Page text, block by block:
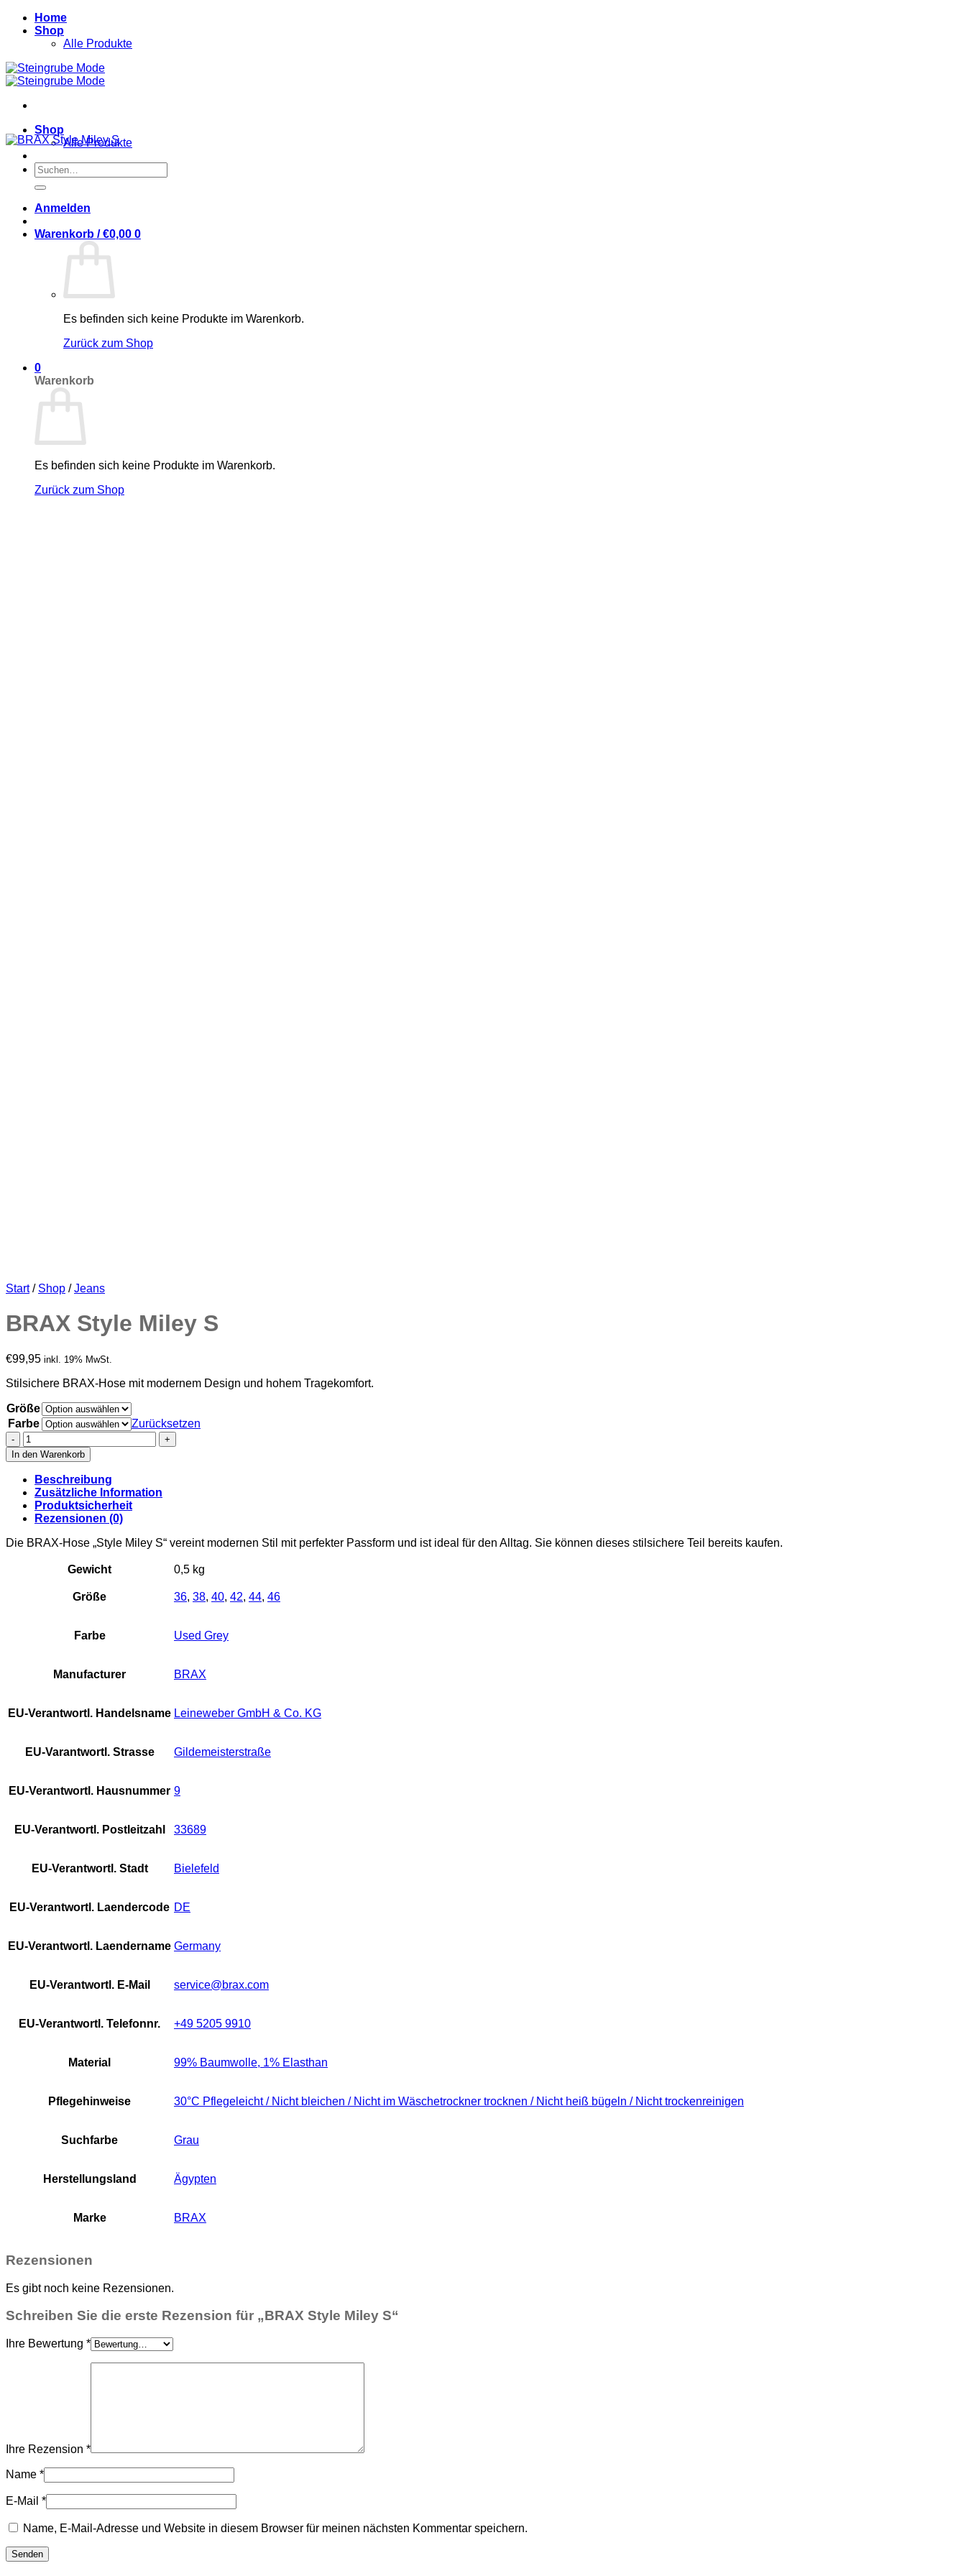
Zum
Inhalt
Home
Shop
Alle Produkte
Shop
Alle Produkte
Suchen
nach:
Anmelden
Warenkorb /€0,00 0
Es befinden sich keine Produkte im Warenkorb.
Zurück zum Shop
0
Warenkorb
Es befinden sich keine Produkte im Warenkorb.
Zurück zum Shop
Start / Shop / Jeans
BRAX Style Miley S
€99,95 inkl. 19% MwSt.
Stilsichere BRAX-Hose mit modernem Design und hohem Tragekomfort.
Größe
Farbe
Zurücksetzen
BRAX
Style
Miley
S
Menge
In den Warenkorb
Beschreibung
Zusätzliche Information
Produktsicherheit
Rezensionen (0)
Die BRAX-Hose „Style Miley S“ vereint modernen Stil mit perfekter Passform und ist ideal für den Alltag. Sie können dieses stilsichere Teil bereits kaufen.
Gewicht 0,5 kg
Größe 36, 38, 40, 42, 44, 46
Farbe Used Grey
Manufacturer BRAX
EU-Verantwortl. Handelsname Leineweber GmbH & Co. KG
EU-Varantwortl. Strasse Gildemeisterstraße
EU-Verantwortl. Hausnummer 9
EU-Verantwortl. Postleitzahl 33689
EU-Verantwortl. Stadt Bielefeld
EU-Verantwortl. Laendercode DE
EU-Verantwortl. Laendername Germany
EU-Verantwortl. E-Mail service@brax.com
EU-Verantwortl. Telefonnr. +49 5205 9910
Material 99% Baumwolle, 1% Elasthan
Pflegehinweise 30°C Pflegeleicht / Nicht bleichen / Nicht im Wäschetrockner trocknen / Nicht heiß bügeln / Nicht trockenreinigen
Suchfarbe Grau
Herstellungsland Ägypten
Marke BRAX
Rezensionen
Es gibt noch keine Rezensionen.
Schreiben Sie die erste Rezension für „BRAX Style Miley S“
Ihre Bewertung *
Ihre Rezension *
Name *
E-Mail *
Name, E-Mail-Adresse und Website in diesem Browser für meinen nächsten Kommentar speichern.